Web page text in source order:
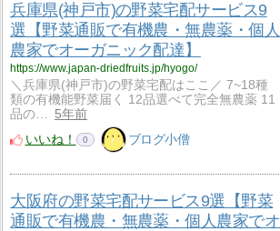
兵庫県(神戸市)の野菜宅配サービス9
選【野菜通販で有機農・無農薬・個人
農家でオーガニック配達】
https://www.japan-driedfruits.jp/hyogo/
＼兵庫県(神戸市)の野菜宅配はここ／ 7~18種
類の有機能野菜届く 12品選べて完全無農薬 11
品の…
5年前
いいね！
0 ブログ小僧
大阪府の野菜宅配サービス9選【野菜
通販で有機農・無農薬・個人農家でオ